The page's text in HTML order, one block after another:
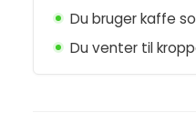
Du bruger kaffe
Du venter til